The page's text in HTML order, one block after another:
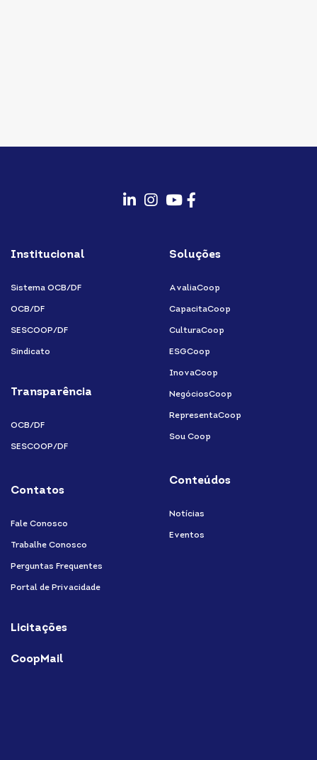
instagram
youtubefacebook-
f
Institucional
Sistema OCB/DF
OCB/DF
SESCOOP/DF
Sindicato
Transparência
OCB/DF
SESCOOP/DF
Contatos
Fale Conosco
Trabalhe Conosco
Perguntas Frequentes
Portal de Privacidade
Licitações
CoopMail
Soluções
AvaliaCoop
CapacitaCoop
CulturaCoop
ESGCoop
InovaCoop
NegóciosCoop
RepresentaCoop
Sou Coop
Conteúdos
Notícias
Eventos